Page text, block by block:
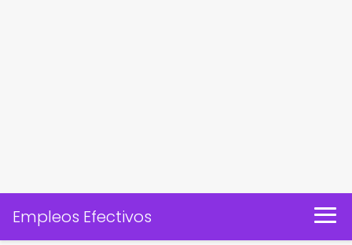
Empleos Efectivos